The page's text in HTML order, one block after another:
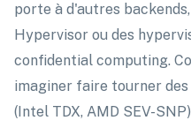
porte à d'autres
Hypervisor ou des
confidential computing.
imaginer faire tourner
(Intel TDX, AMD SEV-